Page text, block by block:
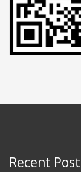
Recent Post